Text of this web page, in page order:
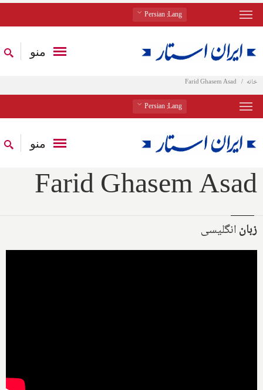
Lang
: Persian
منو
خانه Farid Ghasem Asad
Lang
: Persian
منو
Farid Ghasem Asad
زبانانگلیسی